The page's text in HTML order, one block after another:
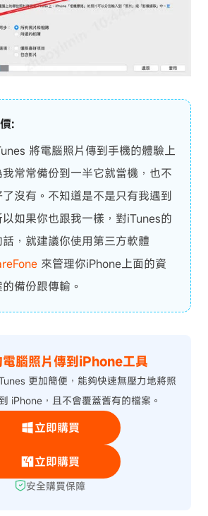
:
將電腦照片傳到手機的體驗上
常常備份到一半它就當機，也不
沒有。不知道是不是只有我遇到
如果你也跟我一樣，對iTunes的
，就建議你使用第三方軟體
來管理你iPhone上面的資
備份跟傳輸。
腦照片傳到iPhone工具
更加簡便，能夠快速無壓力地將照
iPhone，且不會覆蓋舊有的檔案。
立即購買
立即購買
安全購買保障